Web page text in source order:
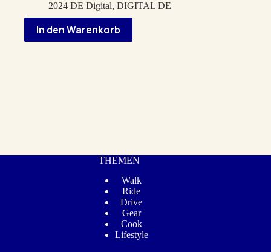
2024 DE Digital, DIGITAL DE
In den Warenkorb
THEMEN
Walk
Ride
Drive
Gear
Cook
Lifestyle